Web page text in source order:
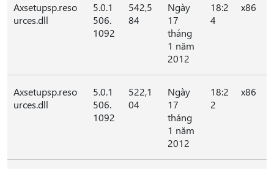
Axsetupsp.reso
urces.dll
5.0.1
506.
1092
542,5
84
Ngày
17
tháng
1 năm
2012
18:2
4
x86
Axsetupsp.reso
urces.dll
5.0.1
506.
1092
522,1
04
Ngày
17
tháng
1 năm
2012
18:2
2
x86